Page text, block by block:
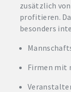
zusätzlich
profitieren.
besonders
Firmen mit